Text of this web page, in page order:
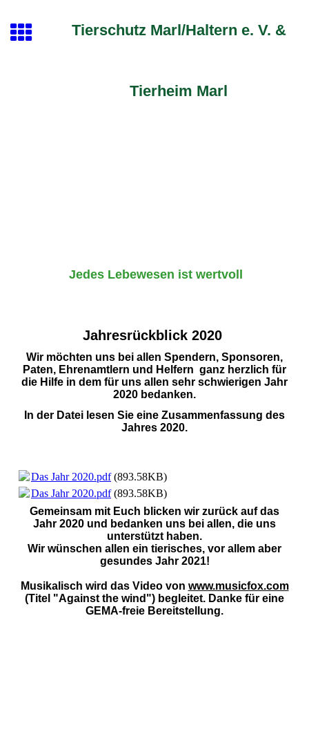
Tierschutz Marl/Haltern e. V. &
Tierheim Marl
Jedes Lebewesen ist wertvoll
Jahresrückblick 2020
Wir möchten uns bei allen Spendern, Sponsoren,
Paten, Ehrenamtlern und Helfern ganz herzlich für
die Hilfe in dem für uns allen sehr schwierigen Jahr
2020 bedanken.
In der Datei lesen Sie eine Zusammenfassung des
Jahres 2020.
Das Jahr 2020.pdf(893.58KB)
Das Jahr 2020.pdf(893.58KB)
Gemeinsam mit Euch blicken wir zurück auf das
Jahr 2020 und bedanken uns bei allen, die uns
unterstützt haben.
Wir wünschen allen ein tierisches, vor allem aber
gesundes Jahr 2021!
Musikalisch wird das Video von www.musicfox.com
(Titel "Against the wind") begleitet. Danke für eine
GEMA-freie Bereitstellung.